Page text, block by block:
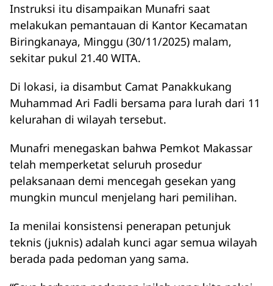
Instruksi itu disampaikan Munafri saat
melakukan pemantauan di Kantor Kecamatan
Biringkanaya, Minggu (30/11/2025) malam,
sekitar pukul 21.40 WITA.
Di lokasi, ia disambut Camat Panakkukang
Muhammad Ari Fadli bersama para lurah dari 11
kelurahan di wilayah tersebut.
Munafri menegaskan bahwa Pemkot Makassar
telah memperketat seluruh prosedur
pelaksanaan demi mencegah gesekan yang
mungkin muncul menjelang hari pemilihan.
Ia menilai konsistensi penerapan petunjuk
teknis (juknis) adalah kunci agar semua wilayah
berada pada pedoman yang sama.